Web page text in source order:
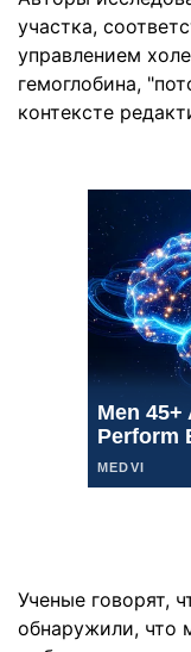
участка,
управлением
гемоглобина,
контексте
Ученые говорят,
обнаружили, что